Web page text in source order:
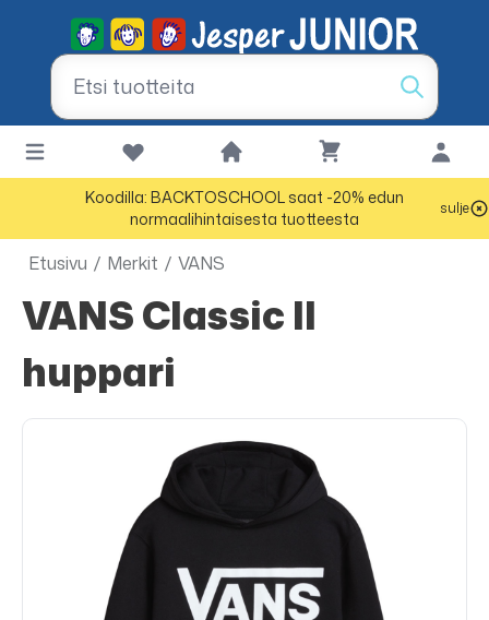
Koodilla: BACKTOSCHOOL saat -20% edun
normaalihintaisesta tuotteesta
sulje
Etusivu / Merkit / VANS
VANS Classic II
huppari